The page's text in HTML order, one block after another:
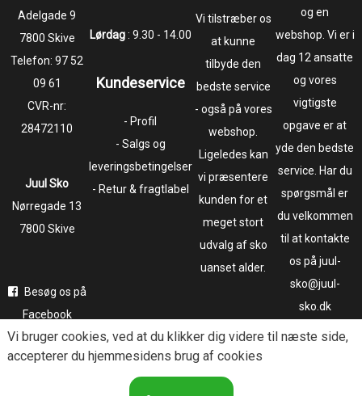
​​​​​​​Adelgade 9
7800 Skive
Telefon:97 52
09 61
CVR-nr:
28472110
Juul Sko
​​​​​​​Nørregade 13
7800 Skive
Besøg os på
Facebook
Følg os på
Lørdag: 9.30 - 14.00
Kundeservice
- Profil
- Salgs og
leveringsbetingelser
- Retur & fragtlabel
Vi tilstræber os
at kunne
tilbyde den
bedste service
- også på vores
webshop.
Ligeledes kan
vi præsentere
kunden for et
meget stort
udvalg af sko
uanset alder.
og en
webshop. Vi er i
dag 12 ansatte
og vores
vigtigste
opgave er at
yde den bedste
service. Har du
spørgsmål er
du velkommen
til at kontakte
os på juul-
sko@juul-
sko.dk
Vi bruger cookies, ved at du klikker dig videre til næste side,
accepterer du hjemmesidens brug af cookies